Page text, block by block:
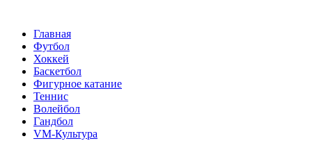
Главная
Футбол
Хоккей
Баскетбол
Фигурное катание
Теннис
Волейбол
Гандбол
VM-Культура